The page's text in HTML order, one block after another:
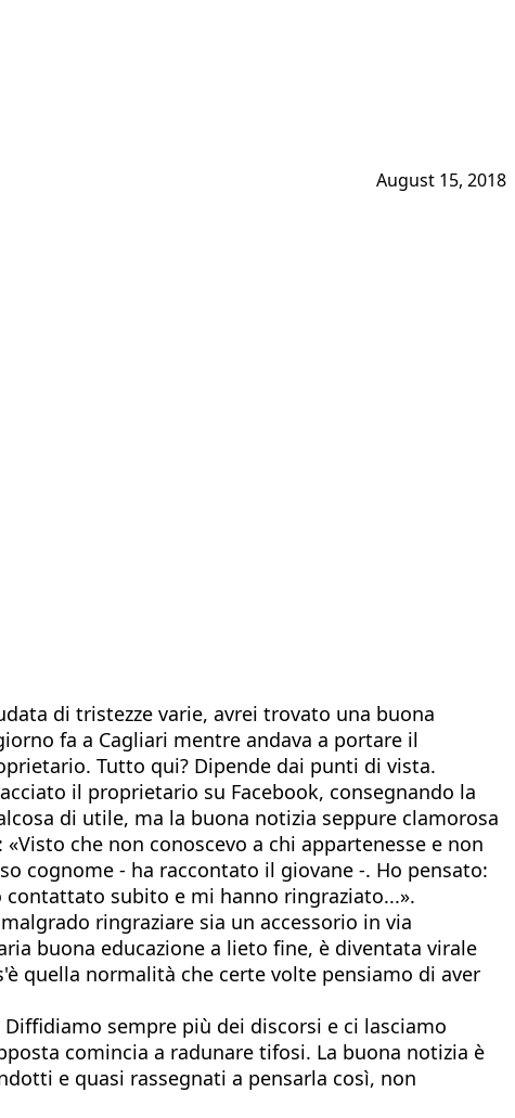
August 15, 2018
di tristezze varie, avrei trovato una buona
fa a Cagliari mentre andava a portare il
Tutto qui? Dipende dai punti di vista.
il proprietario su Facebook, consegnando la
di utile, ma la buona notizia seppure clamorosa
che non conoscevo a chi appartenesse e non
cognome - ha raccontato il giovane -. Ho pensato:
subito e mi hanno ringraziato...».
ringraziare sia un accessorio in via
buona educazione a lieto fine, è diventata virale
quella normalità che certe volte pensiamo di aver
sempre più dei discorsi e ci lasciamo
comincia a radunare tifosi. La buona notizia è
e quasi rassegnati a pensarla così, non